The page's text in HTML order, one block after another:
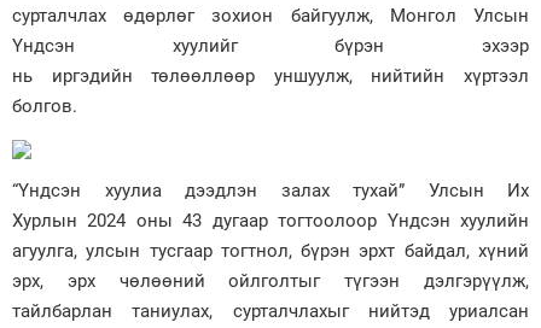
сурталчлах өдөрлөг зохион байгуулж, Монгол Улсын
Үндсэн хуулийг бүрэн эхээр
нь иргэдийн төлөөллөөр уншуулж, нийтийн хүртээл
болгов.
“Үндсэн хуулиа дээдлэн залах тухай” Улсын Их
Хурлын 2024 оны 43 дугаар тогтоолоор Үндсэн хуулийн
агуулга, улсын тусгаар тогтнол, бүрэн эрхт байдал, хүний
эрх, эрх чөлөөний ойлголтыг түгээн дэлгэрүүлж,
тайлбарлан таниулах, сурталчлахыг нийтэд уриалсан